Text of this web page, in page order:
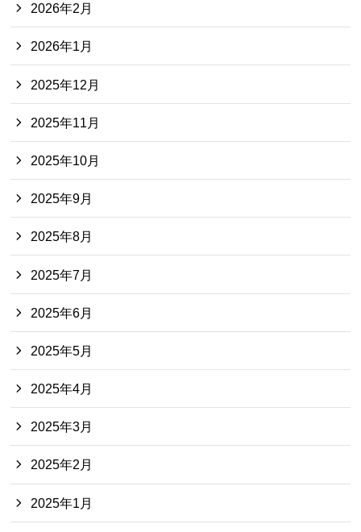
2026年2月
2026年1月
2025年12月
2025年11月
2025年10月
2025年9月
2025年8月
2025年7月
2025年6月
2025年5月
2025年4月
2025年3月
2025年2月
2025年1月